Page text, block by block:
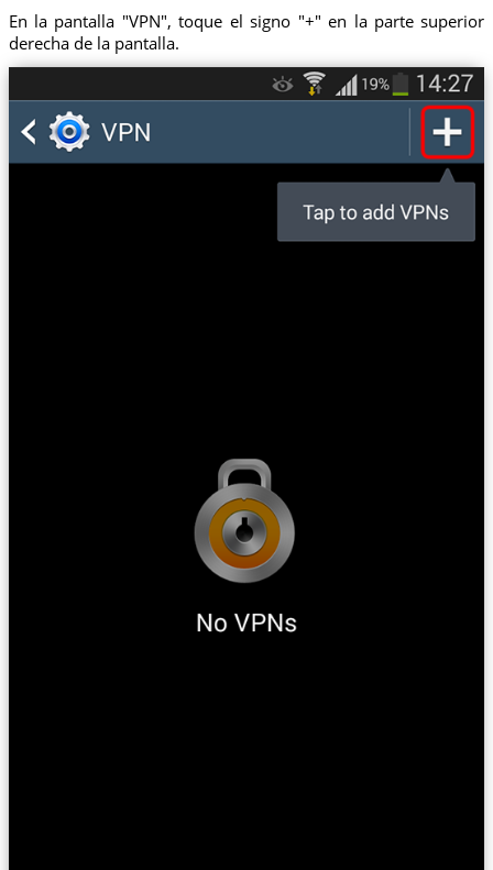
En la pantalla "VPN", toque el signo "+" en la parte superior
derecha de la pantalla.